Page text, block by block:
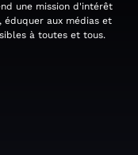
une mission d'intérêt
éduquer aux médias et
à toutes et tous.